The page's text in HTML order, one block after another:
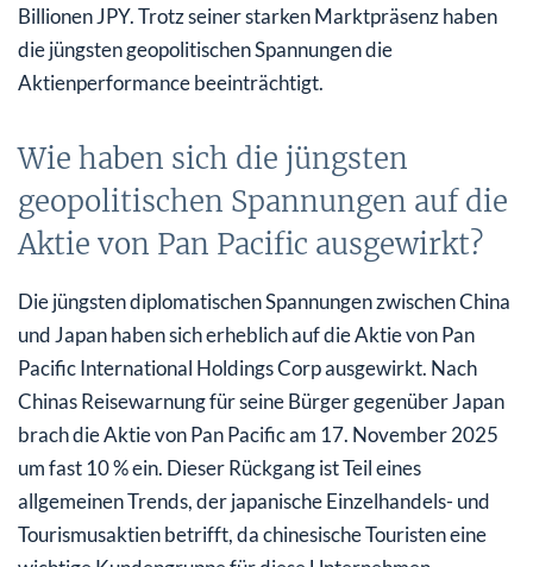
Billionen JPY. Trotz seiner starken Marktpräsenz haben
die jüngsten geopolitischen Spannungen die
Aktienperformance beeinträchtigt.
Wie haben sich die jüngsten
geopolitischen Spannungen auf die
Aktie von Pan Pacific ausgewirkt?
Die jüngsten diplomatischen Spannungen zwischen China
und Japan haben sich erheblich auf die Aktie von Pan
Pacific International Holdings Corp ausgewirkt. Nach
Chinas Reisewarnung für seine Bürger gegenüber Japan
brach die Aktie von Pan Pacific am 17. November 2025
um fast 10 % ein. Dieser Rückgang ist Teil eines
allgemeinen Trends, der japanische Einzelhandels- und
Tourismusaktien betrifft, da chinesische Touristen eine